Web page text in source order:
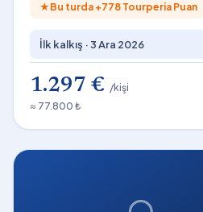
★ Bu turda +778 Tourperia Puan
İlk kalkış ·3 Ara 2026
1.297 € /kişi
≈ 77.800 ₺